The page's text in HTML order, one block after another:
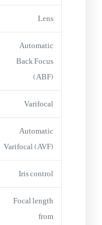
Lens
Automatic
Back Focus
(ABF)
Varifocal
Automatic
Varifocal (AVF)
Iris control
Focal length
from